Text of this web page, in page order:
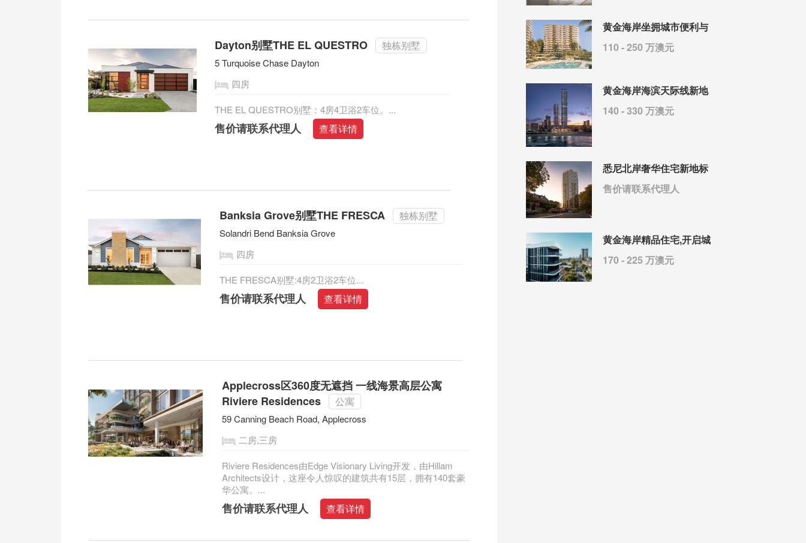
Dayton别墅THE EL QUESTRO 独栋别墅
5 Turquoise Chase Dayton
四房
THE EL QUESTRO别墅：4房4卫浴2车位。...
售价请联系代理人 查看详情
Banksia Grove别墅THE FRESCA 独栋别墅
Solandri Bend Banksia Grove
四房
THE FRESCA别墅:4房2卫浴2车位...
售价请联系代理人 查看详情
Applecross区360度无遮挡 一线海景高层公寓
Riviere Residences
公寓
59 Canning Beach Road, Applecross
二房,三房
Riviere Residences由Edge Visionary Living开发，由Hillam
Architects设计，这座令人惊叹的建筑共有15层，拥有140套豪
华公寓。...
售价请联系代理人 查看详情
黄金海岸坐拥城市便利与
110 - 250 万澳元
黄金海岸海滨天际线新地
140 - 330 万澳元
悉尼北岸奢华住宅新地标
售价请联系代理人
黄金海岸精品住宅,开启城
170 - 225 万澳元